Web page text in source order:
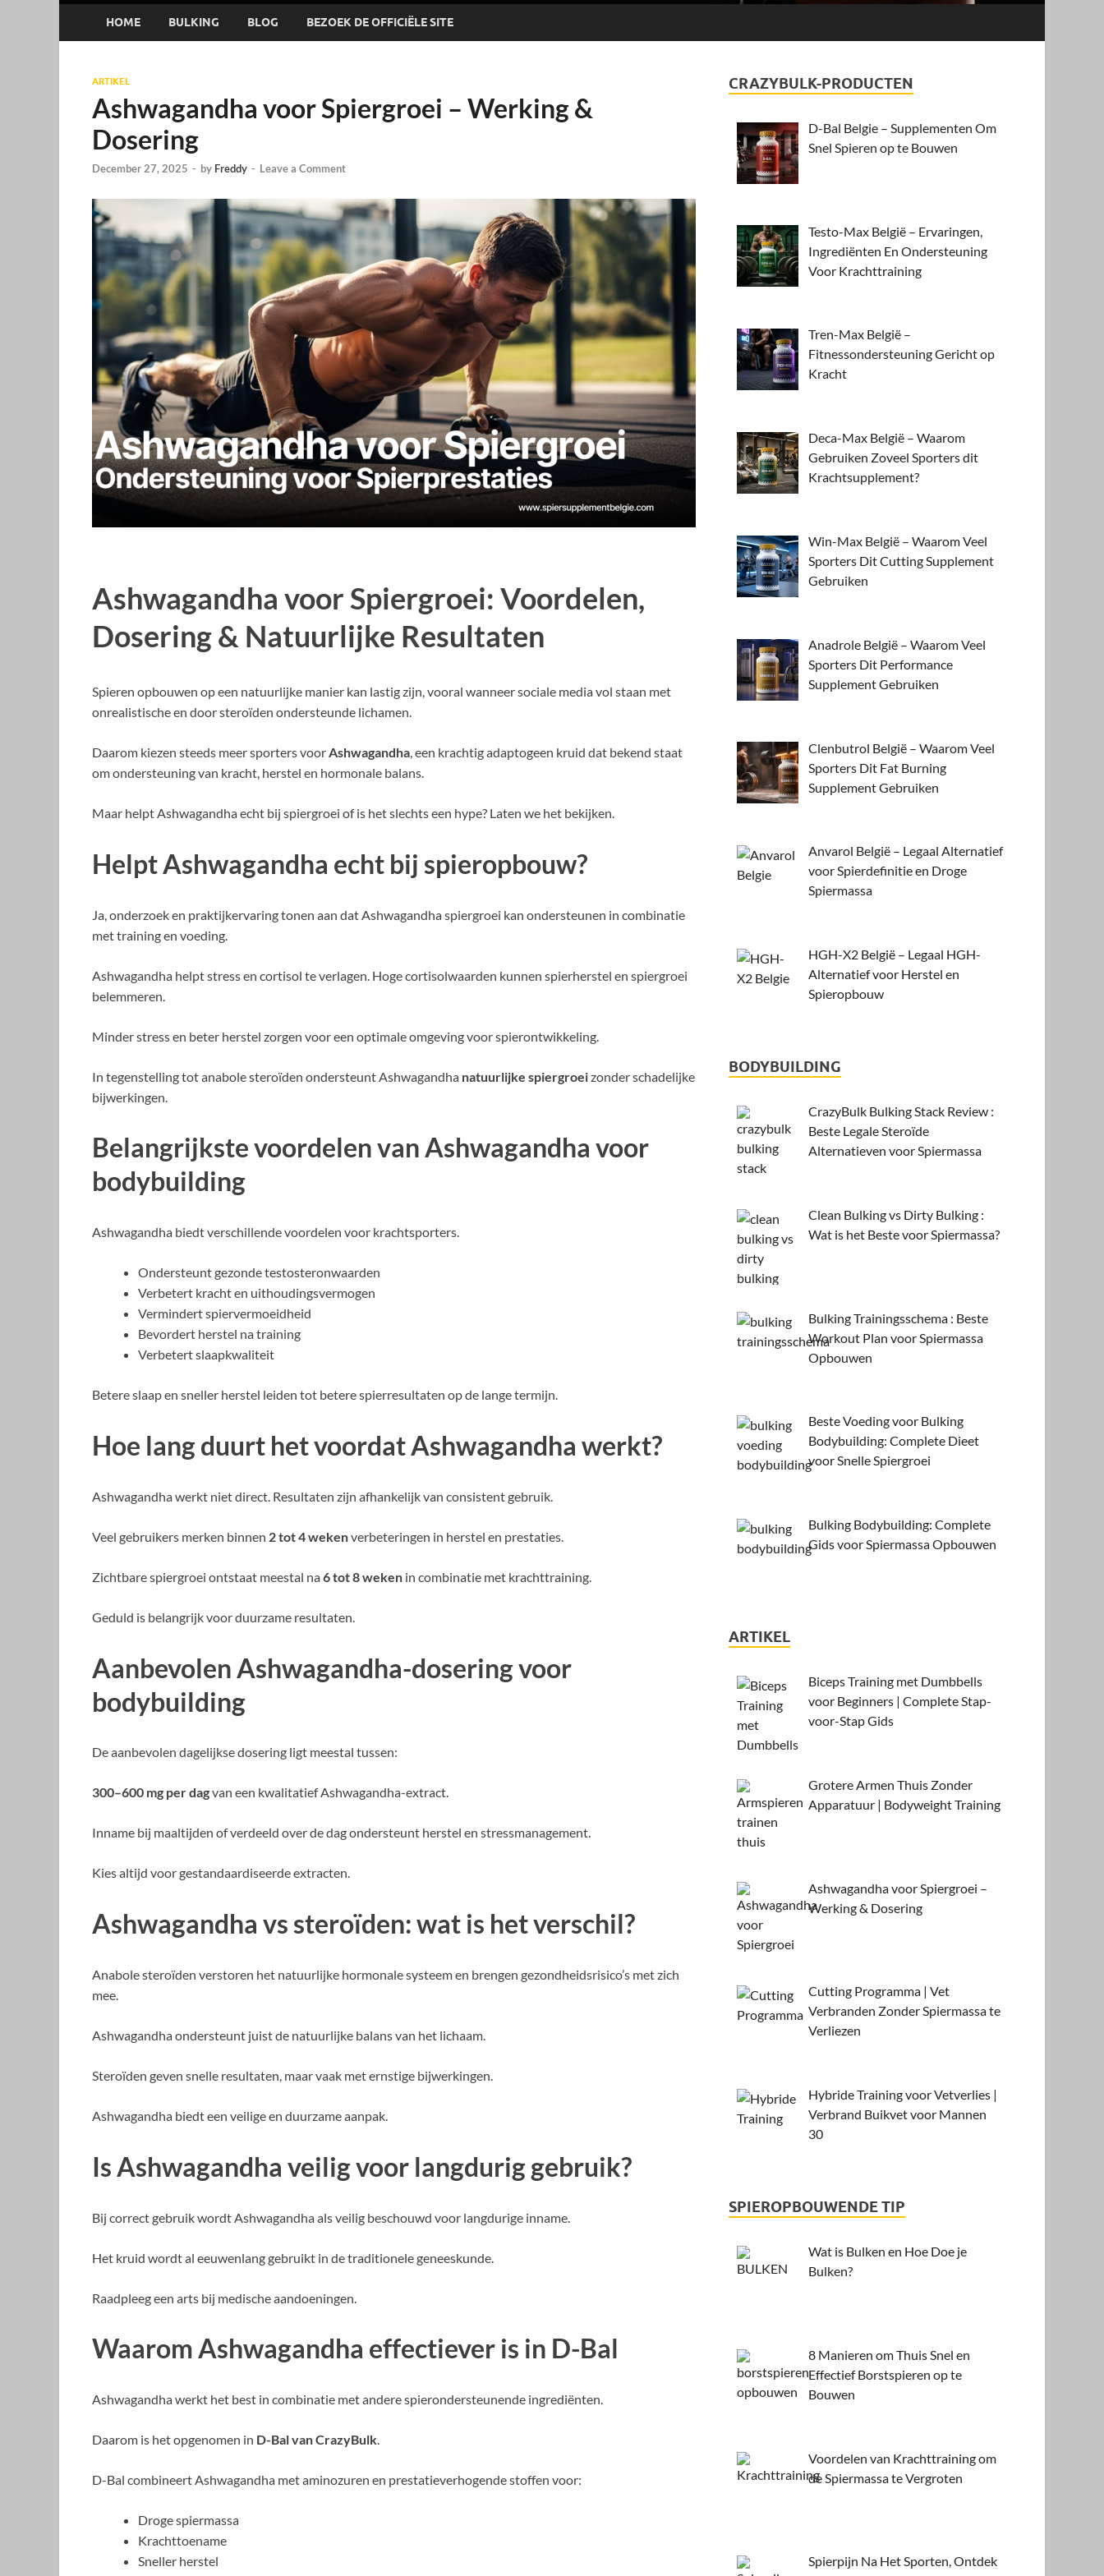
HOME BULKING BLOG BEZOEK DE OFFICIËLE SITE
ARTIKEL
Ashwagandha voor Spiergroei – Werking &
Dosering
December 27, 2025 - by Freddy - Leave a Comment
Ashwagandha voor Spiergroei: Voordelen,
Dosering & Natuurlijke Resultaten
Spieren opbouwen op een natuurlijke manier kan lastig zijn, vooral wanneer sociale media vol staan met
onrealistische en door steroïden ondersteunde lichamen.
Daarom kiezen steeds meer sporters voorAshwagandha, een krachtig adaptogeen kruid dat bekend staat
om ondersteuning van kracht, herstel en hormonale balans.
Maar helpt Ashwagandha echt bij spiergroei of is het slechts een hype? Laten we het bekijken.
Helpt Ashwagandha echt bij spieropbouw?
Ja, onderzoek en praktijkervaring tonen aan dat Ashwagandha spiergroei kan ondersteunen in combinatie
met training en voeding.
Ashwagandha helpt stress en cortisol te verlagen. Hoge cortisolwaarden kunnen spierherstel en spiergroei
belemmeren.
Minder stress en beter herstel zorgen voor een optimale omgeving voor spierontwikkeling.
In tegenstelling tot anabole steroïden ondersteunt Ashwagandha natuurlijke spiergroeizonder schadelijke
bijwerkingen.
Belangrijkste voordelen van Ashwagandha voor
bodybuilding
Ashwagandha biedt verschillende voordelen voor krachtsporters.
Ondersteunt gezonde testosteronwaarden
Verbetert kracht en uithoudingsvermogen
Vermindert spiervermoeidheid
Bevordert herstel na training
Verbetert slaapkwaliteit
Betere slaap en sneller herstel leiden tot betere spierresultaten op de lange termijn.
Hoe lang duurt het voordat Ashwagandha werkt?
Ashwagandha werkt niet direct. Resultaten zijn afhankelijk van consistent gebruik.
Veel gebruikers merken binnen 2 tot 4 wekenverbeteringen in herstel en prestaties.
Zichtbare spiergroei ontstaat meestal na6 tot 8 weken in combinatie met krachttraining.
Geduld is belangrijk voor duurzame resultaten.
Aanbevolen Ashwagandha-dosering voor
bodybuilding
De aanbevolen dagelijkse dosering ligt meestal tussen:
300–600 mg per dagvan een kwalitatief Ashwagandha-extract.
Inname bij maaltijden of verdeeld over de dag ondersteunt herstel en stressmanagement.
Kies altijd voor gestandaardiseerde extracten.
Ashwagandha vs steroïden: wat is het verschil?
Anabole steroïden verstoren het natuurlijke hormonale systeem en brengen gezondheidsrisico’s met zich
mee.
Ashwagandha ondersteunt juist de natuurlijke balans van het lichaam.
Steroïden geven snelle resultaten, maar vaak met ernstige bijwerkingen.
Ashwagandha biedt een veilige en duurzame aanpak.
Is Ashwagandha veilig voor langdurig gebruik?
Bij correct gebruik wordt Ashwagandha als veilig beschouwd voor langdurige inname.
Het kruid wordt al eeuwenlang gebruikt in de traditionele geneeskunde.
Raadpleeg een arts bij medische aandoeningen.
Waarom Ashwagandha effectiever is in D-Bal
Ashwagandha werkt het best in combinatie met andere spierondersteunende ingrediënten.
Daarom is het opgenomen in D-Bal van CrazyBulk.
D-Bal combineert Ashwagandha met aminozuren en prestatieverhogende stoffen voor:
Droge spiermassa
Krachttoename
Sneller herstel
CRAZYBULK-PRODUCTEN
D-Bal Belgie – Supplementen Om
Snel Spieren op te Bouwen
Testo-Max België – Ervaringen,
Ingrediënten En Ondersteuning
Voor Krachttraining
Tren-Max België –
Fitnessondersteuning Gericht op
Kracht
Deca-Max België – Waarom
Gebruiken Zoveel Sporters dit
Krachtsupplement?
Win-Max België – Waarom Veel
Sporters Dit Cutting Supplement
Gebruiken
Anadrole België – Waarom Veel
Sporters Dit Performance
Supplement Gebruiken
Clenbutrol België – Waarom Veel
Sporters Dit Fat Burning
Supplement Gebruiken
Anvarol België – Legaal Alternatief
voor Spierdefinitie en Droge
Spiermassa
HGH-X2 België – Legaal HGH-
Alternatief voor Herstel en
Spieropbouw
BODYBUILDING
CrazyBulk Bulking Stack Review :
Beste Legale Steroïde
Alternatieven voor Spiermassa
Clean Bulking vs Dirty Bulking :
Wat is het Beste voor Spiermassa?
Bulking Trainingsschema : Beste
Workout Plan voor Spiermassa
Opbouwen
Beste Voeding voor Bulking
Bodybuilding: Complete Dieet
voor Snelle Spiergroei
Bulking Bodybuilding: Complete
Gids voor Spiermassa Opbouwen
ARTIKEL
Biceps Training met Dumbbells
voor Beginners | Complete Stap-
voor-Stap Gids
Grotere Armen Thuis Zonder
Apparatuur | Bodyweight Training
Ashwagandha voor Spiergroei –
Werking & Dosering
Cutting Programma | Vet
Verbranden Zonder Spiermassa te
Verliezen
Hybride Training voor Vetverlies |
Verbrand Buikvet voor Mannen
30
SPIEROPBOUWENDE TIP
Wat is Bulken en Hoe Doe je
Bulken?
8 Manieren om Thuis Snel en
Effectief Borstspieren op te
Bouwen
Voordelen van Krachttraining om
de Spiermassa te Vergroten
Spierpijn Na Het Sporten, Ontdek